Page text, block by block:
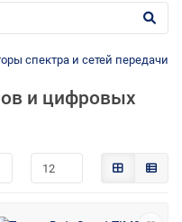
спектра и сетей передачи
и цифровых